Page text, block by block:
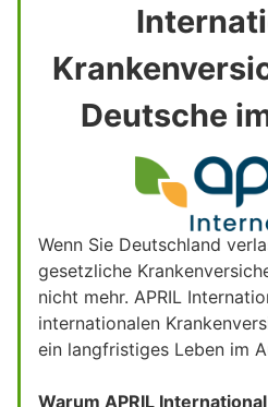
Deutsche
Wenn Sie Deutschland
gesetzliche
nicht mehr. APRIL
internationalen
ein langfristiges Leben im
Warum APRIL